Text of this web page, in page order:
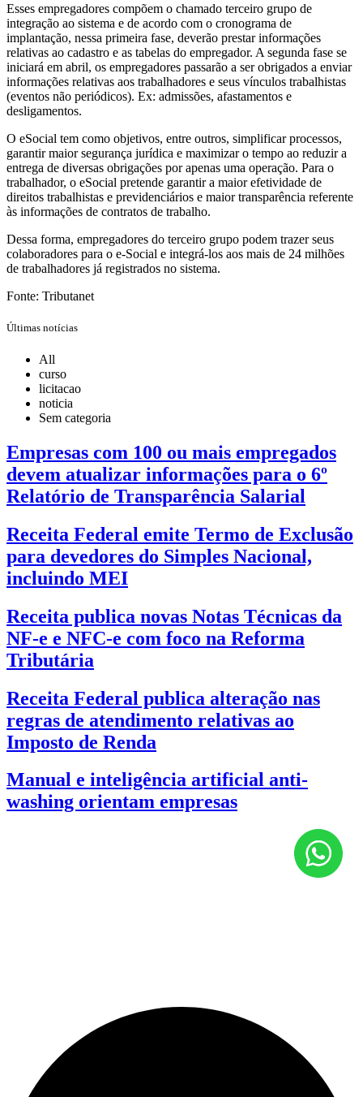
Esses empregadores compõem o chamado terceiro grupo de
integração ao sistema e de acordo com o cronograma de
implantação, nessa primeira fase, deverão prestar informações
relativas ao cadastro e as tabelas do empregador. A segunda fase se
iniciará em abril, os empregadores passarão a ser obrigados a enviar
informações relativas aos trabalhadores e seus vínculos trabalhistas
(eventos não periódicos). Ex: admissões, afastamentos e
desligamentos.
O eSocial tem como objetivos, entre outros, simplificar processos,
garantir maior segurança jurídica e maximizar o tempo ao reduzir a
entrega de diversas obrigações por apenas uma operação. Para o
trabalhador, o eSocial pretende garantir a maior efetividade de
direitos trabalhistas e previdenciários e maior transparência referente
às informações de contratos de trabalho.
Dessa forma, empregadores do terceiro grupo podem trazer seus
colaboradores para o e-Social e integrá-los aos mais de 24 milhões
de trabalhadores já registrados no sistema.
Fonte: Tributanet
Últimas notícias
All
curso
licitacao
noticia
Sem categoria
Empresas com 100 ou mais empregados
devem atualizar informações para o 6º
Relatório de Transparência Salarial
Receita Federal emite Termo de Exclusão
para devedores do Simples Nacional,
incluindo MEI
Receita publica novas Notas Técnicas da
NF-e e NFC-e com foco na Reforma
Tributária
Receita Federal publica alteração nas
regras de atendimento relativas ao
Imposto de Renda
Manual e inteligência artificial anti-
washing orientam empresas